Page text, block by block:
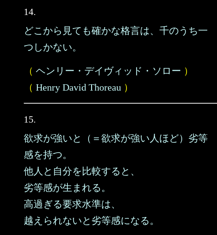
14.
どこから見ても確かな格言は、千のうち一
つしかない。
（ ヘンリー・デイヴィッド・ソロー ）
（ Henry David Thoreau ）
15.
欲求が強いと（＝欲求が強い人ほど）劣等
感を持つ。
他人と自分を比較すると、
劣等感が生まれる。
高過ぎる要求水準は、
越えられないと劣等感になる。